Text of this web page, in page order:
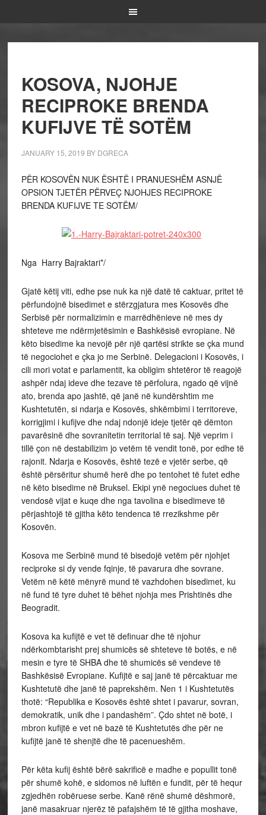
KOSOVA, NJOHJE
RECIPROKE BRENDA
KUFIJVE TË SOTËM
JANUARY 15, 2019 BY DGRECA
PËR KOSOVËN NUK ËSHTË I PRANUESHËM ASNJË
OPSION TJETËR PËRVEÇ NJOHJES RECIPROKE
BRENDA KUFIJVE TE SOTËM/
Nga Harry Bajraktari*/
Gjatë këtij viti, edhe pse nuk ka një datë të caktuar, pritet të
përfundojnë bisedimet e stërzgjatura mes Kosovës dhe
Serbisë për normalizimin e marrëdhënieve në mes dy
shteteve me ndërmjetësimin e Bashkësisë evropiane. Në
këto bisedime ka nevojë për një qartësi strikte se çka mund
të negociohet e çka jo me Serbinë. Delegacioni i Kosovës, i
cili mori votat e parlamentit, ka obligim shtetëror të reagojë
ashpër ndaj ideve dhe tezave të përfolura, ngado që vijnë
ato, brenda apo jashtë, që janë në kundërshtim me
Kushtetutën, si ndarja e Kosovës, shkëmbimi i territoreve,
korrigjimi i kufijve dhe ndaj ndonjë ideje tjetër që dëmton
pavarësinë dhe sovranitetin territorial të saj. Një veprim i
tillë çon në destabilizim jo vetëm të vendit tonë, por edhe të
rajonit. Ndarja e Kosovës, është tezë e vjetër serbe, që
është përsëritur shumë herë dhe po tentohet të futet edhe
në këto bisedime në Bruksel. Ekipi ynë negociues duhet të
vendosë vijat e kuqe dhe nga tavolina e bisedimeve të
përjashtojë të gjitha këto tendenca të rrezikshme për
Kosovën.
Kosova me Serbinë mund të bisedojë vetëm për njohjet
reciproke si dy vende fqinje, të pavarura dhe sovrane.
Vetëm në këtë mënyrë mund të vazhdohen bisedimet, ku
në fund të tyre duhet të bëhet njohja mes Prishtinës dhe
Beogradit.
Kosova ka kufijtë e vet të definuar dhe të njohur
ndërkombtarisht prej shumicës së shteteve të botës, e në
mesin e tyre të SHBA dhe të shumicës së vendeve të
Bashkësisë Evropiane. Kufijtë e saj janë të përcaktuar me
Kushtetutë dhe janë të paprekshëm. Nen 1 i Kushtetutës
thotë: “Republika e Kosovës është shtet i pavarur, sovran,
demokratik, unik dhe i pandashëm”. Çdo shtet në botë, i
mbron kufijtë e vet në bazë të Kushtetutës dhe për ne
kufijtë janë të shenjtë dhe të pacenueshëm.
Për këta kufij është bërë sakrificë e madhe e popullit tonë
për shumë kohë, e sidomos në luftën e fundit, për të hequr
zgjedhën robëruese serbe. Kanë rënë shumë dëshmorë,
janë masakruar njerëz të pafajshëm të të gjitha moshave,